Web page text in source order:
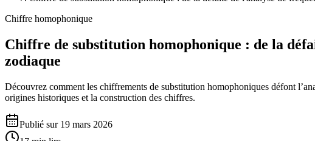
Chiffre homophonique
Chiffre de substitution homophonique : de la
zodiaque
Découvrez comment les chiffrements de substitution homophoniques défont
origines historiques et la construction des chiffres.
Publié sur 19 mars 2026